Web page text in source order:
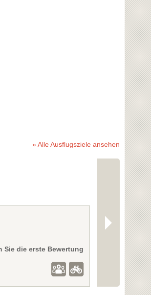
» Alle Ausflugsziele ansehen
Sie die erste Bewertung
Freibad
8463
Bezirk: Leibnitz
INFOS